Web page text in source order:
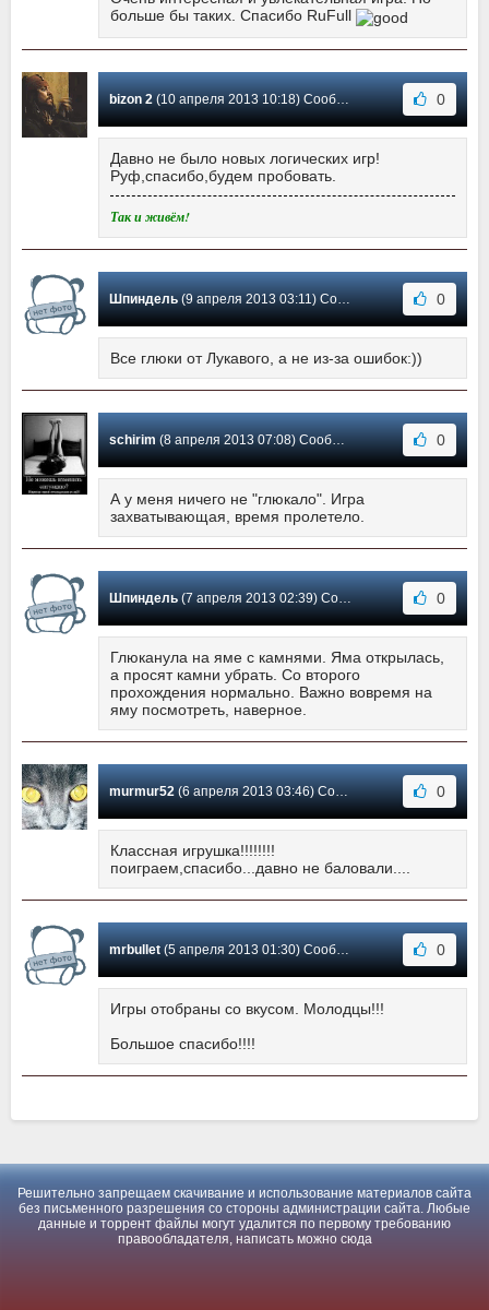
больше бы таких. Спасибо RuFull
bizon 2(10 апреля 2013 10:18) Сообщение #6 0
Давно не было новых логических игр!
Руф,спасибо,будем пробовать.
Так и живём!
Шпиндель(9 апреля 2013 03:11) Сообщение #5 0
Все глюки от Лукавого, а не из-за ошибок:))
schirim(8 апреля 2013 07:08) Сообщение #4 0
А у меня ничего не "глюкало". Игра
захватывающая, время пролетело.
Шпиндель(7 апреля 2013 02:39) Сообщение #3 0
Глюканула на яме с камнями. Яма открылась,
а просят камни убрать. Со второго
прохождения нормально. Важно вовремя на
яму посмотреть, наверное.
murmur52(6 апреля 2013 03:46) Сообщение #2 0
Классная игрушка!!!!!!!!
поиграем,спасибо...давно не баловали....
mrbullet(5 апреля 2013 01:30) Сообщение #1 0
Игры отобраны со вкусом. Молодцы!!!
Большое спасибо!!!!
Решительно запрещаем скачивание и использование материалов сайта
без письменного разрешения со стороны администрации сайта. Любые
данные и торрент файлы могут удалится по первому требованию
правообладателя, написать можно сюда